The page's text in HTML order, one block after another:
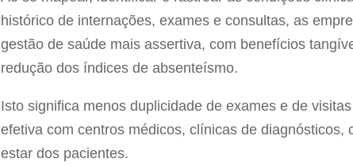
histórico de internações, exames e consultas, as
gestão de saúde mais assertiva, com benefícios
redução dos índices de absenteísmo.
Isto significa menos duplicidade de exames e de
efetiva com centros médicos, clínicas de
estar dos pacientes.